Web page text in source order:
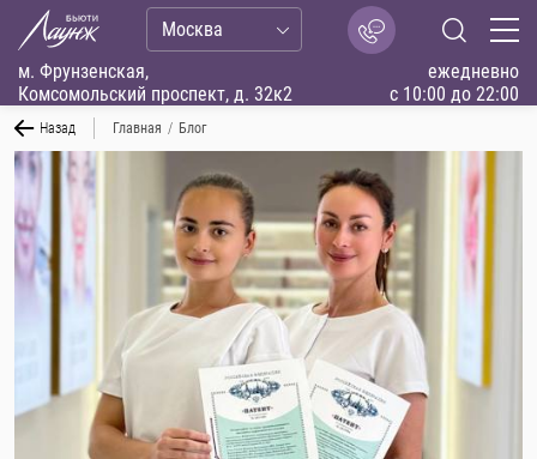
м. Фрунзенская,
Комсомольский проспект, д. 32к2
ежедневно
с 10:00 до 22:00
Москва
Назад Главная / Блог